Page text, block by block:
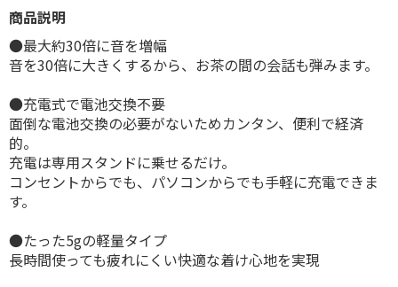
商品説明
●最大約30倍に音を増幅
音を30倍に大きくするから、お茶の間の会話も弾みます。
●充電式で電池交換不要
面倒な電池交換の必要がないためカンタン、便利で経済
的。
充電は専用スタンドに乗せるだけ。
コンセントからでも、パソコンからでも手軽に充電できま
す。
●たった5gの軽量タイプ
長時間使っても疲れにくい快適な着け心地を実現